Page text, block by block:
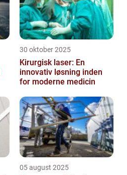
30 oktober 2025
Kirurgisk laser: En
innovativ løsning inden
for moderne medicin
05 august 2025